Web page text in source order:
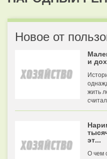
Новое от
и
жить
эт...
О чем